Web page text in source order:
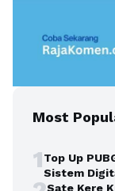
Most
1Top Up
Sistem
Sate Kere